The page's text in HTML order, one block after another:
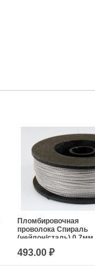
Пломбировочная
проволока Спираль
(нейлон/сталь) 0,7мм,
493.00 ₽